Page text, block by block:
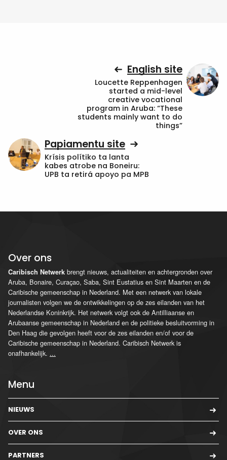
English site
Loucette Reppenhagen
started a mid-level
creative vocational
program in Aruba: “These
students mainly want to do
things”
Papiamentu site
Krísis polítiko ta lanta
kabes atrobe na Boneiru:
UPB ta retirá apoyo pa MPB
Over ons
Caribisch Netwerk brengt nieuws, actualiteiten en achtergronden over
Aruba, Bonaire, Curaçao, Saba, Sint Eustatius en Sint Maarten en de
Caribische gemeenschap in Nederland. Met een netwerk van lokale
journalisten volgen we de ontwikkelingen op de zes eilanden van het
Nederlandse Koninkrijk. Het netwerk volgt ook de Antilliaanse en
Arubaanse gemeenschap in Nederland en de politieke besluitvorming in
Den Haag die gevolgen heeft voor de zes eilanden en/of voor de
Caribische gemeenschap in Nederland. Caribisch Netwerk is
onafhankelijk. ...
Menu
NIEUWS
OVER ONS
PARTNERS